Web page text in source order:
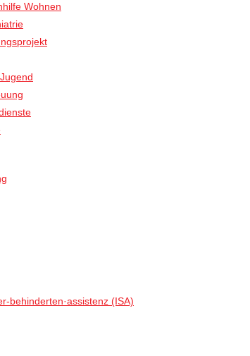
Wohnen
behinderten·assistenz (ISA)